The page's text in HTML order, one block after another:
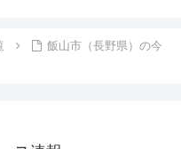
飯山市（長野県）の今